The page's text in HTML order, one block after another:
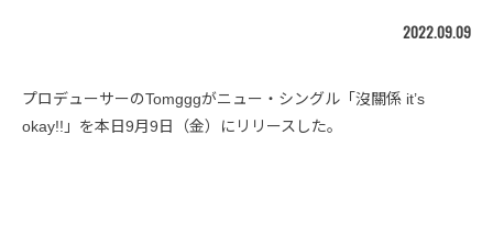
2022.09.09
プロデューサーのTomgggがニュー・シングル「沒關係 it’s
okay!!」を本日9月9日（金）にリリースした。